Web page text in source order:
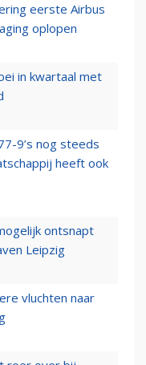
eerste Airbus
oplopen
in kwartaal met
9’s nog steeds
heeft ook
ontsnapt
Leipzig
vluchten naar